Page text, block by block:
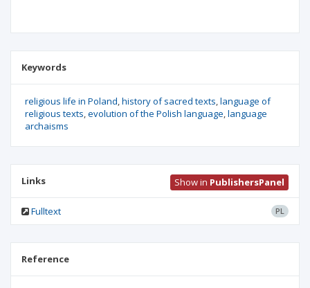
Keywords
religious life in Poland history of sacred texts language of
religious texts evolution of the Polish language language
archaisms
Links Show in PublishersPanel
Fulltext PL
Reference